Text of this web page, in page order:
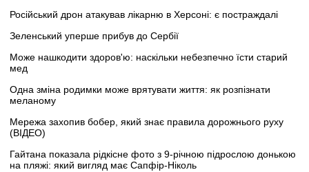
Російський дрон атакував лікарню в Херсоні: є постраждалі
Зеленський уперше прибув до Сербії
Може нашкодити здоров'ю: наскільки небезпечно їсти старий
мед
Одна зміна родимки може врятувати життя: як розпізнати
меланому
Мережа захопив бобер, який знає правила дорожнього руху
(ВІДЕО)
Гайтана показала рідкісне фото з 9-річною підрослою донькою
на пляжі: який вигляд має Сапфір-Ніколь